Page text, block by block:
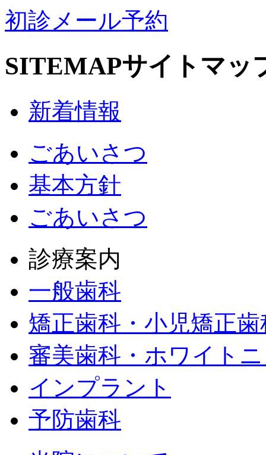
初診メール予約
SITEMAPサイトマッ
新着情報
ごあいさつ
基本方針
ごあいさつ
診療案内
一般歯科
矯正歯科・小児矯正歯
審美歯科・ホワイト
インプラント
予防歯科